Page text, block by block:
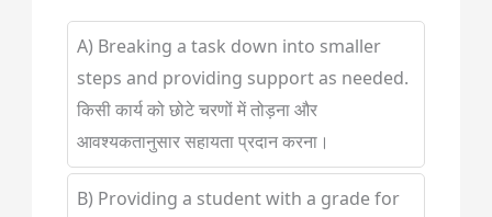
A) Breaking a task down into smaller
steps and providing support as needed.
किसी कार्य को छोटे चरणों में तोड़ना और
आवश्यकतानुसार सहायता प्रदान करना।
B) Providing a student with a grade for